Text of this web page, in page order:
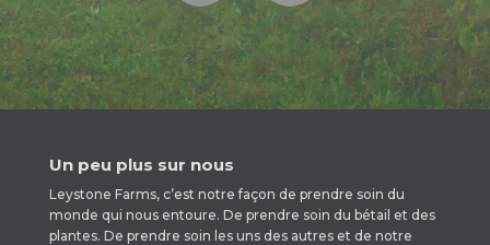
Un peu plus sur nous
Leystone Farms, c’est notre façon de prendre soin du
monde qui nous entoure. De prendre soin du bétail et des
plantes. De prendre soin les uns des autres et de notre